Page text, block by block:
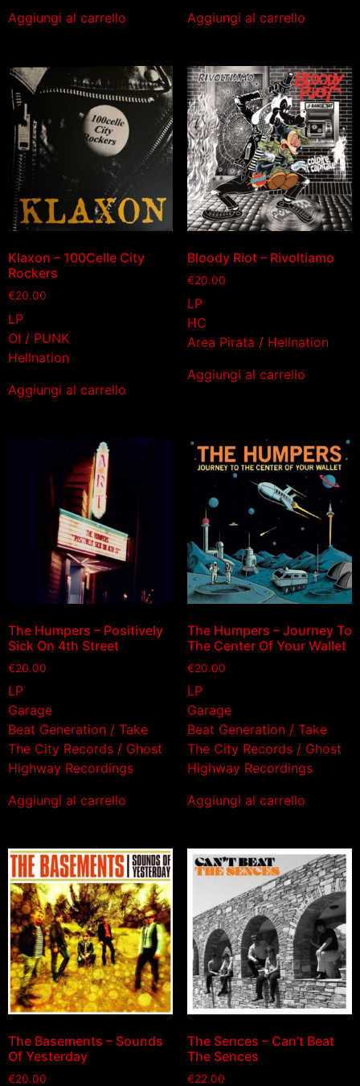
Aggiungi al carrello
Aggiungi al carrello
Klaxon – 100Celle City
Rockers
€20.00
LP
OI / PUNK
Hellnation
Aggiungi al carrello
Bloody Riot – Rivoltiamo
€20.00
LP
HC
Area Pirata / Hellnation
Aggiungi al carrello
The Humpers – Positively
Sick On 4th Street
€20.00
LP
Garage
Beat Generation / Take
The City Records / Ghost
Highway Recordings
Aggiungi al carrello
The Humpers – Journey To
The Center Of Your Wallet
€20.00
LP
Garage
Beat Generation / Take
The City Records / Ghost
Highway Recordings
Aggiungi al carrello
The Basements – Sounds
Of Yesterday
€20.00
The Sences – Can’t Beat
The Sences
€22.00